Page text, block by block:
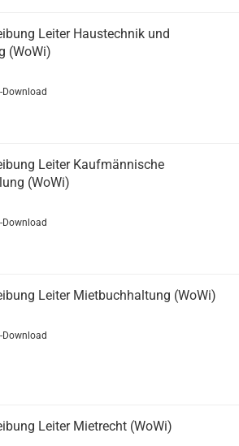
Leiter Haustechnik und
(WoWi)
Leiter Kaufmännische
(WoWi)
Leiter Mietbuchhaltung (WoWi)
Leiter Mietrecht (WoWi)